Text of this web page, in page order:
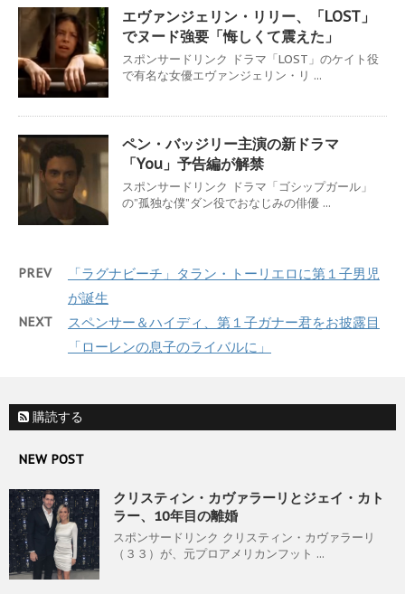
エヴァンジェリン・リリー、「LOST」
でヌード強要「悔しくて震えた」
スポンサードリンク ドラマ「LOST」のケイト役
で有名な女優エヴァンジェリン・リ ...
ペン・バッジリー主演の新ドラマ
「You」予告編が解禁
スポンサードリンク ドラマ「ゴシップガール」
の”孤独な僕”ダン役でおなじみの俳優 ...
PREV
「ラグナビーチ」タラン・トーリエロに第１子男児
が誕生
NEXT
スペンサー＆ハイディ、第１子ガナー君をお披露目
「ローレンの息子のライバルに」
購読する
NEW POST
クリスティン・カヴァラーリとジェイ・カト
ラー、10年目の離婚
スポンサードリンク クリスティン・カヴァラーリ
（３３）が、元プロアメリカンフット ...